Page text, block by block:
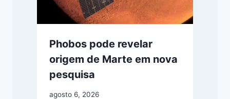
Phobos pode revelar
origem de Marte em nova
pesquisa
agosto 6, 2026